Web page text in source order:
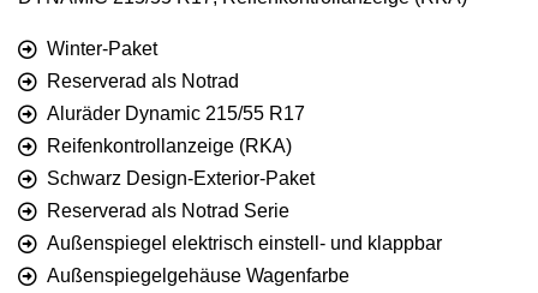
Winter-Paket
Reserverad als Notrad
Aluräder Dynamic 215/55 R17
Reifenkontrollanzeige (RKA)
Schwarz Design-Exterior-Paket
Reserverad als Notrad Serie
Außenspiegel elektrisch einstell- und klappbar
Außenspiegelgehäuse Wagenfarbe